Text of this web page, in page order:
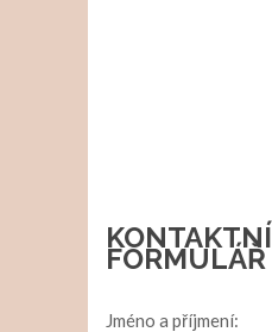
KONTAKTNÍ
FORMULÁŘ
Jméno a příjmení: